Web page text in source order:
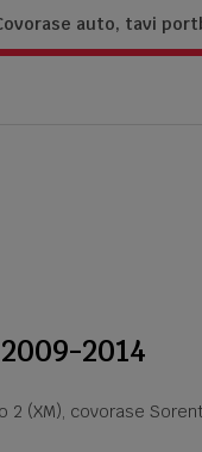
auto, tavi
2014
(XM), covorase